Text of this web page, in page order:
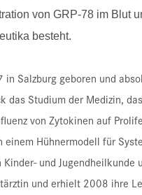
von GRP-78 im Blut
besteht.
Salzburg geboren und
das Studium der Medizin,
von Zytokinen auf
Hühnermodell für
und
und erhielt 2008 ihre